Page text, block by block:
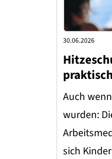
30.06.2026
Auch
wurden:
sich